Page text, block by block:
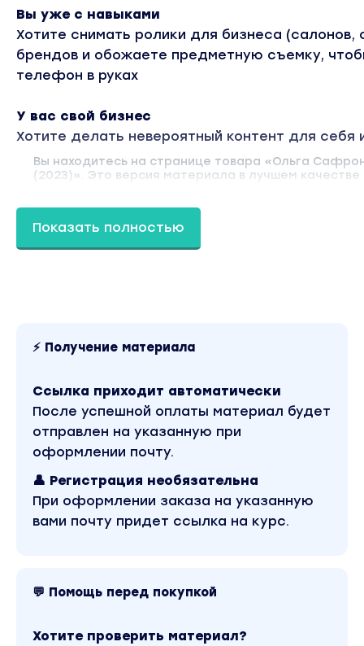
Вы уже с навыками
Хотите снимать ролики для бизнеса (салонов,
брендов и обожаете предметную съемку,
телефон в руках
У вас свой бизнес
Хотите делать невероятный контент для
Вы находитесь на странице товара «Ольга
(2023)». Это версия материала в лучшем
/ Курсы по Reels ». Другие материалы автора
сайту.
Показать полностью
⚡ Получение материала
Ссылка приходит автоматически
После успешной оплаты материал будет
отправлен на указанную при
оформлении почту.
👤 Регистрация необязательна
При оформлении заказа на указанную
вами почту придет ссылка на курс.
💬 Помощь перед покупкой
Хотите проверить материал?